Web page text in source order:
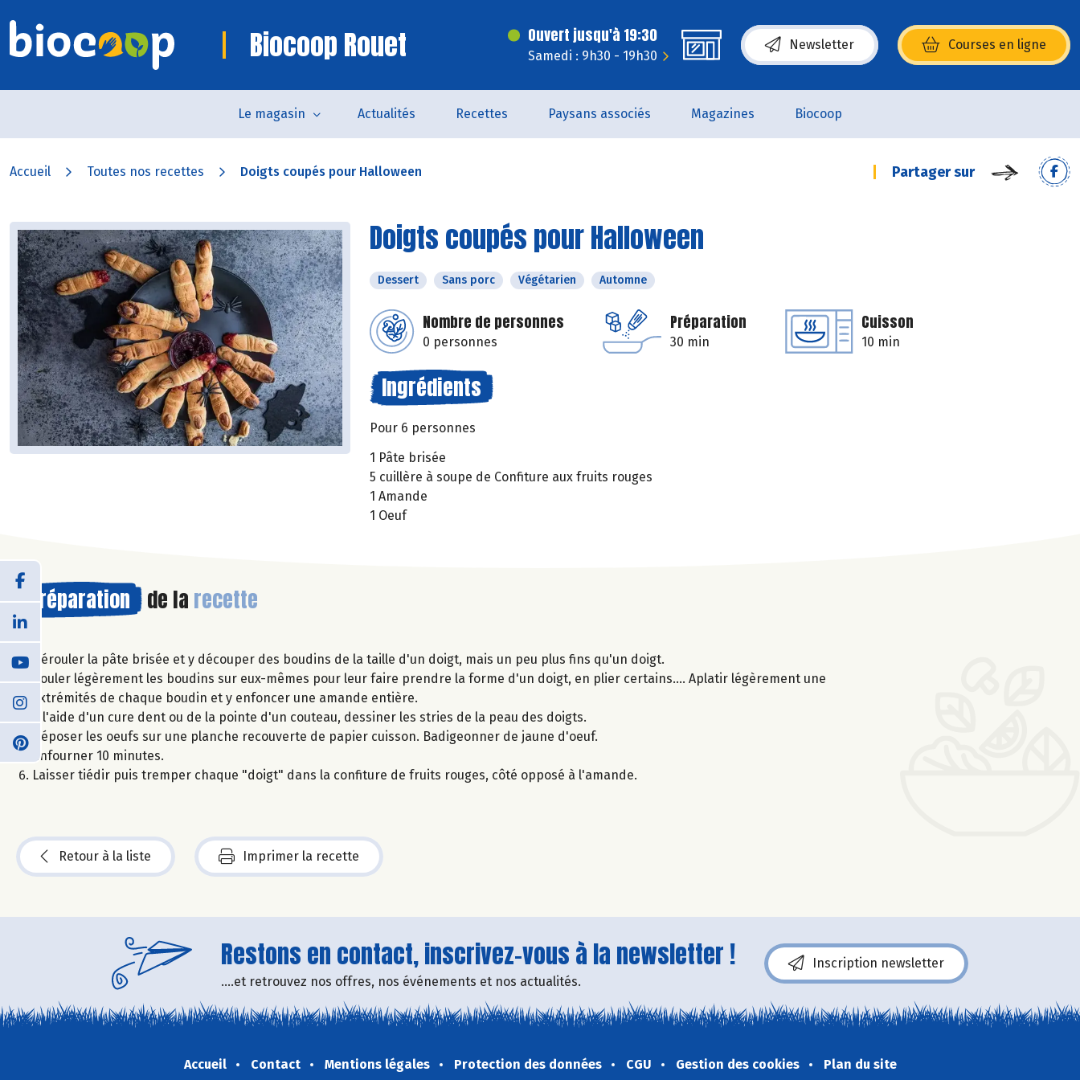
Biocoop Rouet Ouvert jusqu'à 19:30
Samedi : 9h30 - 19h30
Newsletter Courses en ligne
(s’ouvre dans une nouvelle fenêtre)
Le magasin Actualités Recettes Paysans associés Magazines Biocoop
Accueil Toutes nos recettes Doigts coupés pour Halloween Partager sur
Doigts coupés pour Halloween
Dessert Sans porc Végétarien Automne
Nombre de personnes
0 personnes
Préparation
30 min
Cuisson
10 min
Ingrédients
Pour 6 personnes
1 Pâte brisée
5 cuillère à soupe de Confiture aux fruits rouges
1 Amande
1 Oeuf
Préparation de la recette
Dérouler la pâte brisée et y découper des boudins de la taille d'un doigt, mais un peu plus fins qu'un doigt.
Rouler légèrement les boudins sur eux-mêmes pour leur faire prendre la forme d'un doigt, en plier certains.... Aplatir légèrement une
extrémités de chaque boudin et y enfoncer une amande entière.
A l'aide d'un cure dent ou de la pointe d'un couteau, dessiner les stries de la peau des doigts.
Déposer les oeufs sur une planche recouverte de papier cuisson. Badigeonner de jaune d'oeuf.
Enfourner 10 minutes.
Laisser tiédir puis tremper chaque "doigt" dans la confiture de fruits rouges, côté opposé à l'amande.
Retour à la liste Imprimer la recette
Restons en contact, inscrivez-vous à la newsletter !
....et retrouvez nos offres, nos événements et nos actualités.
Inscription newsletter
Accueil Contact Mentions légales Protection des données CGU Gestion des cookies Plan du site